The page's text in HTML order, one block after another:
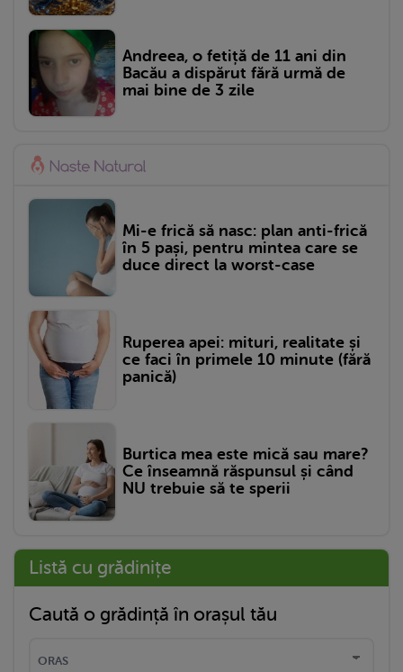
Andreea, o fetiță de 11 ani din
Bacău a dispărut fără urmă de
mai bine de 3 zile
Mi-e frică să nasc: plan anti-frică
în 5 pași, pentru mintea care se
duce direct la worst-case
Ruperea apei: mituri, realitate și
ce faci în primele 10 minute (fără
panică)
Burtica mea este mică sau mare?
Ce înseamnă răspunsul și când
NU trebuie să te sperii
Listă cu grădinițe
Caută o grădință în orașul tău